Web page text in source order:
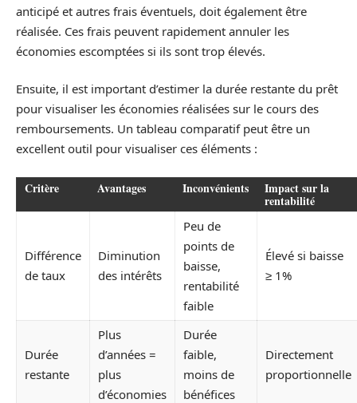
anticipé et autres frais éventuels, doit également être
réalisée. Ces frais peuvent rapidement annuler les
économies escomptées si ils sont trop élevés.
Ensuite, il est important d’estimer la durée restante du prêt
pour visualiser les économies réalisées sur le cours des
remboursements. Un tableau comparatif peut être un
excellent outil pour visualiser ces éléments :
Critère Avantages Inconvénients Impact sur la
rentabilité
Différence
de taux
Diminution
des intérêts
Peu de
points de
baisse,
rentabilité
faible
Élevé si baisse
≥ 1%
Durée
restante
Plus
d’années =
plus
d’économies
Durée
faible,
moins de
bénéfices
Directement
proportionnelle